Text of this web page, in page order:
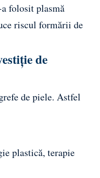
folosit plasmă
riscul formării de
de
de piele. Astfel
plastică, terapie